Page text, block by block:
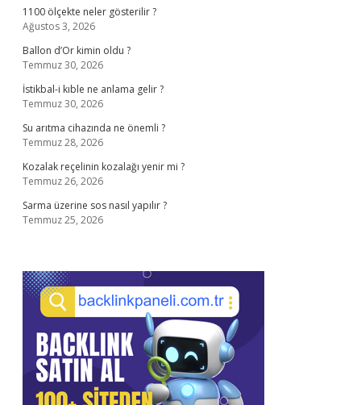
1100 ölçekte neler gösterilir ?
Ağustos 3, 2026
Ballon d’Or kimin oldu ?
Temmuz 30, 2026
İstikbal-i kıble ne anlama gelir ?
Temmuz 30, 2026
Su arıtma cihazında ne önemli ?
Temmuz 28, 2026
Kozalak reçelinin kozalağı yenir mi ?
Temmuz 26, 2026
Sarma üzerine sos nasıl yapılır ?
Temmuz 25, 2026